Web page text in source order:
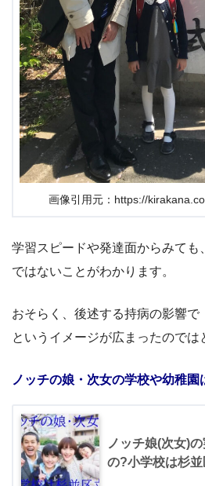
画像引用元：https://
学習スピードや発達面からみても
ではないことがわかります。
おそらく、後述する持病の影響で
というイメージが広まったのでは
ノッチの娘・次女の学校や幼稚園
ノッチ娘(次女)
の?小学校は杉